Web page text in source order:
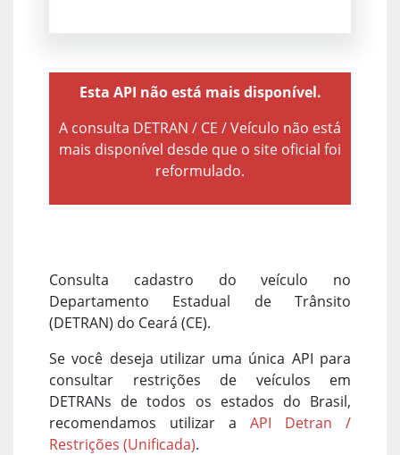
Esta API não está mais disponível.
A consulta DETRAN / CE / Veículo não está
mais disponível desde que o site oficial foi
reformulado.
Consulta cadastro do veículo no
Departamento Estadual de Trânsito
(DETRAN) do Ceará (CE).
Se você deseja utilizar uma única API para
consultar restrições de veículos em
DETRANs de todos os estados do Brasil,
recomendamos utilizar a API Detran /
Restrições (Unificada).